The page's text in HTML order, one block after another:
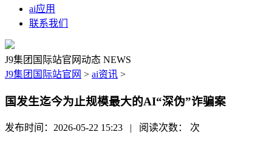
ai应用
联系我们
J9集团国际站官网动态 NEWS
J9集团国际站官网 > ai资讯 >
国发生迄今为止规模最大的AI“深伪”诈骗案
发布时间：2026-05-22 15:23 | 阅读次数： 次